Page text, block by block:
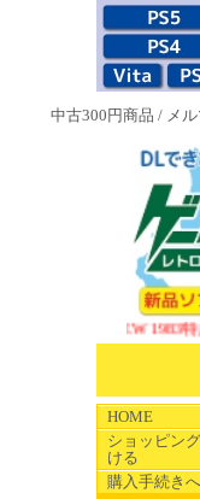
中古300円商品 / メ
NEW 1983特典付ソ
HOME
ショッピン
ける
購入手続き